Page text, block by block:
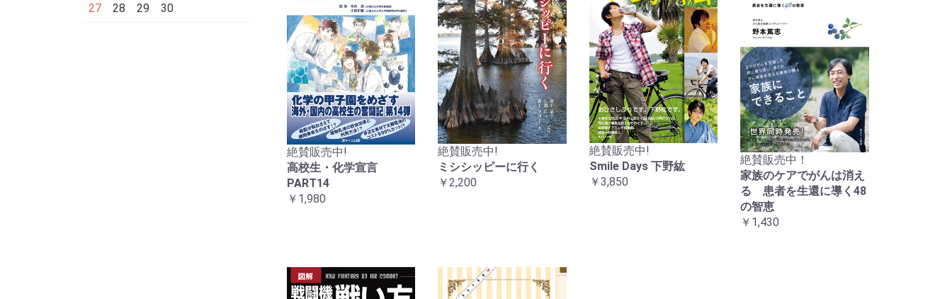
27 28 29 30
絶賛販売中!
高校生・化学宣言
PART14
￥1,980
絶賛販売中!
ミシシッピーに行く
￥2,200
絶賛販売中!
Smile Days 下野紘
￥3,850
絶賛販売中！
家族のケアでがんは消え
る 患者を生還に導く48
の智恵
￥1,430